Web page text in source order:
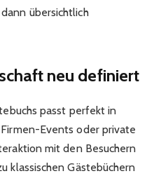
übersichtlich
neu definiert
passt perfekt in
Events oder private
mit den Besuchern
klassischen Gästebüchern